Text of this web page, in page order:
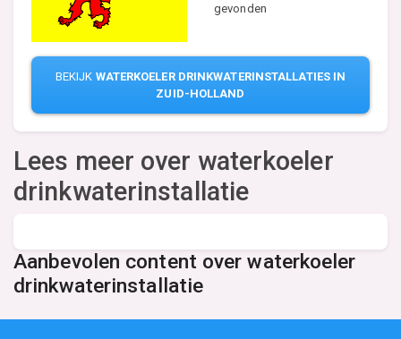
gevonden
BEKIJK WATERKOELER DRINKWATERINSTALLATIES IN
ZUID-HOLLAND
Lees meer over waterkoeler
drinkwaterinstallatie
Aanbevolen content over waterkoeler
drinkwaterinstallatie